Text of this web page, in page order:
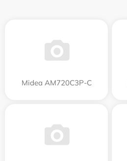
Midea AM720C3P-C